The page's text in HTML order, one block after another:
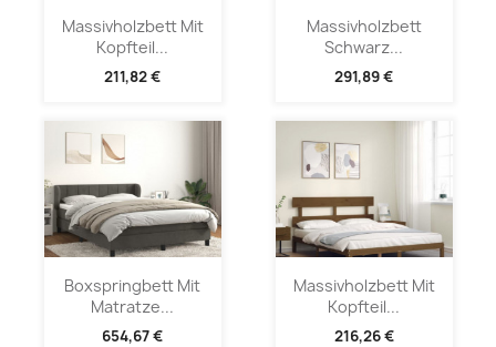
Massivholzbett Mit
Kopfteil...
211,82 €
Massivholzbett
Schwarz...
291,89 €
Boxspringbett Mit
Matratze...
654,67 €
Massivholzbett Mit
Kopfteil...
216,26 €